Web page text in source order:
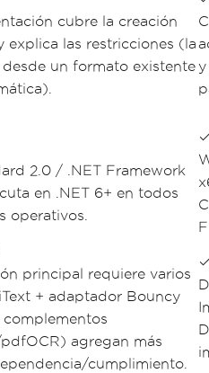
cubre la creación
explica las restricciones (la
un formato existentey
2.0 / .NET Framework
en .NET 6+ en todos
operativos.
principal requiere varios
+ adaptador Bouncy
complementos
agregan más
cumplimiento.